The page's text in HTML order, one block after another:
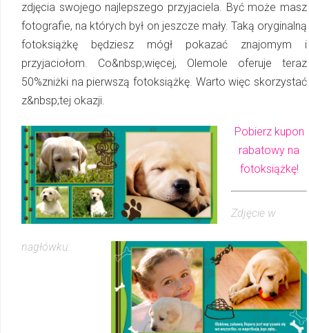
zdjęcia swojego najlepszego przyjaciela. Być może masz
fotografie, na których był on jeszcze mały. Taką oryginalną
fotoksiążkę będziesz mógł pokazać znajomym i
przyjaciołom. Co&nbsp;więcej, Olemole oferuje teraz
50%zniżki na pierwszą fotoksiążkę. Warto więc skorzystać
z&nbsp;tej okazji.
Pobierz kupon
rabatowy na
fotoksiążkę!
Zdjęcie w
nagłówku: